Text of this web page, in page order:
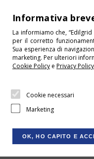
HOME I NOSTRI PRODOTTI
RECINZIONI
APOLLO
Informativa
La informiamo che,
per il corretto
Sua esperienza di
marketing. Per ulteriori
Cookie Policy e Privacy Policy
Cookie necessari
Marketing
OK, HO CAPITO E